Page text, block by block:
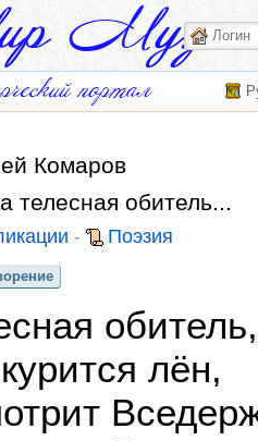
Комаров
телесная обитель...
- Поэзия
обитель,
лён,